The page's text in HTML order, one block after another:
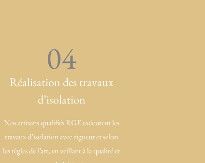
04
Réalisation des travaux
d’isolation
Nos artisans qualifiés RGE exécutent les
travaux d’isolation avec rigueur et selon
les règles de l’art, en veillant à la qualité et